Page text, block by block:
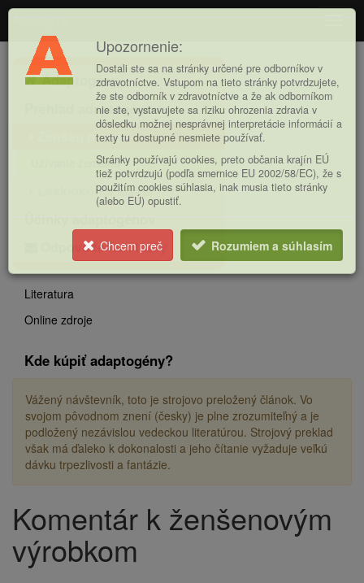
Adaptogény
Hlavná
ponukaAdaptogény
Prehľad adaptogénov
Ženšen pravý
Užívanie ženšenu
Lesklokôrka lesklá
Účinky adaptogénov
Odpovede na otázky
Literatura
Online zdroje
Kde kúpiť adaptogény?
Vážený návštevník, toto je strojovo preložený článok. Vo
svojom pôvodnom znení (česky) je plne zrozumiteľný a je
podložený nezávislou vedeckou literatúrou. Strojový preklad
však má ďaleko k dokonalosti a jeho čítanie vyžaduje veľkú
dávku trpezlivosti a fantázie.
Drobečková
navigace
Komentár k ženšenovým
výrobkom
Upozornenie:
Dostali ste sa na stránky určené pre odborníkov v
zdravotníctve. Vstupom na tieto stránky potvrdzujete,
že ste odborník v zdravotníctve a že ak odborníkom
nie ste, vystavujete sa riziku ohrozenia zdravia v
dôsledku možnej nesprávnej interpretácie informácií a
texty tu dostupné nesmiete používať.
Stránky používajú cookies, preto občania krajín EÚ
tiež potvrdzujú (podľa smernice EU 2002/58/EC), že s
použitím cookies súhlasia, inak musia tieto stránky
(alebo EÚ) opustiť.
Chcem preč Rozumiem a súhlasím